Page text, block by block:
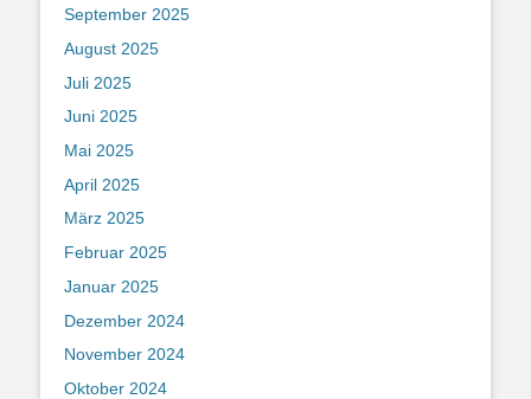
September 2025
August 2025
Juli 2025
Juni 2025
Mai 2025
April 2025
März 2025
Februar 2025
Januar 2025
Dezember 2024
November 2024
Oktober 2024